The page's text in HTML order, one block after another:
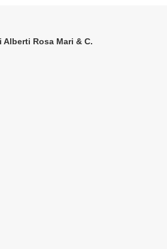
Alberti Rosa Mari & C.